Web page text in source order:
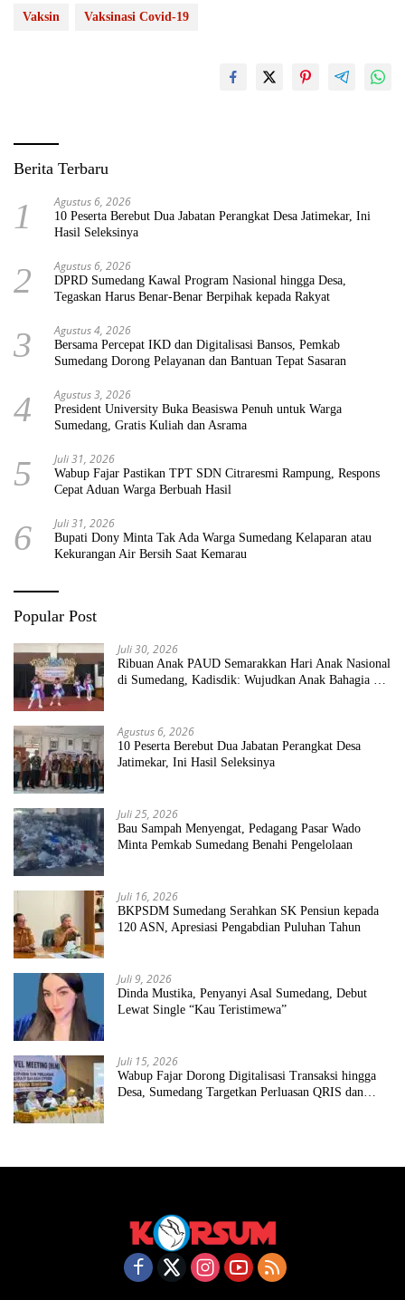
Vaksin Vaksinasi Covid-19
Berita Terbaru
1 Agustus 6, 2026
10 Peserta Berebut Dua Jabatan Perangkat Desa Jatimekar, Ini
Hasil Seleksinya
2 Agustus 6, 2026
DPRD Sumedang Kawal Program Nasional hingga Desa,
Tegaskan Harus Benar-Benar Berpihak kepada Rakyat
3 Agustus 4, 2026
Bersama Percepat IKD dan Digitalisasi Bansos, Pemkab
Sumedang Dorong Pelayanan dan Bantuan Tepat Sasaran
4 Agustus 3, 2026
President University Buka Beasiswa Penuh untuk Warga
Sumedang, Gratis Kuliah dan Asrama
5 Juli 31, 2026
Wabup Fajar Pastikan TPT SDN Citraresmi Rampung, Respons
Cepat Aduan Warga Berbuah Hasil
6 Juli 31, 2026
Bupati Dony Minta Tak Ada Warga Sumedang Kelaparan atau
Kekurangan Air Bersih Saat Kemarau
Popular Post
Juli 30, 2026
Ribuan Anak PAUD Semarakkan Hari Anak Nasional
di Sumedang, Kadisdik: Wujudkan Anak Bahagia dan
Agustus 6, 2026
10 Peserta Berebut Dua Jabatan Perangkat Desa
Jatimekar, Ini Hasil Seleksinya
Juli 25, 2026
Bau Sampah Menyengat, Pedagang Pasar Wado
Minta Pemkab Sumedang Benahi Pengelolaan
Juli 16, 2026
BKPSDM Sumedang Serahkan SK Pensiun kepada
120 ASN, Apresiasi Pengabdian Puluhan Tahun
Juli 9, 2026
Dinda Mustika, Penyanyi Asal Sumedang, Debut
Lewat Single “Kau Teristimewa”
Juli 15, 2026
Wabup Fajar Dorong Digitalisasi Transaksi hingga
Desa, Sumedang Targetkan Perluasan QRIS dan